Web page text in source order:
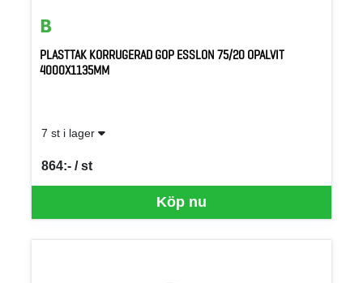
PLASTTAK KORRUGERAD GOP ESSLON 75/20 OPALVIT
4000X1135MM
7 st i lager
Köp nu
864:- / st
SEK per ST